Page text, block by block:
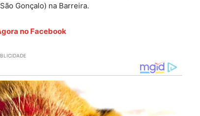
Gonçalo) na Barreira.
no Facebook